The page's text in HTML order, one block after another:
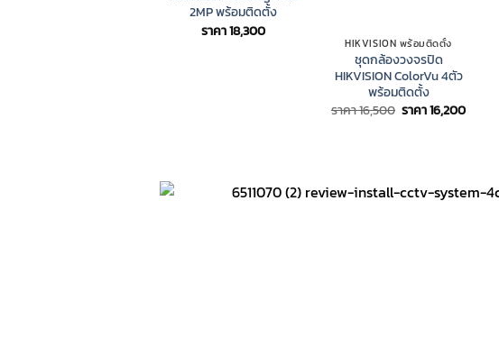
2MP พร้อมติดตั้ง
ราคา18,300
HIKVISION พร้อมติดตั้ง
ชุดกล้องวงจรปิด
HIKVISION ColorVu 4ตัว
พร้อมติดตั้ง
ราคา16,500 Original
ราคา16,200Current